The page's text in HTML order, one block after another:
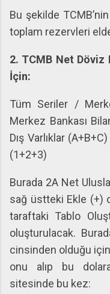
Bu şekilde
toplam rezervleri
2. TCMB Net
İçin:
Tüm Seriler /
Merkez Bankası
Dış Varlıklar
(1+2+3)
Burada 2A Net
sağ üstteki Ekle (+)
taraftaki Tablo
oluşturulacak.
cinsinden olduğu
onu alıp bu
sitesinde bu kez: